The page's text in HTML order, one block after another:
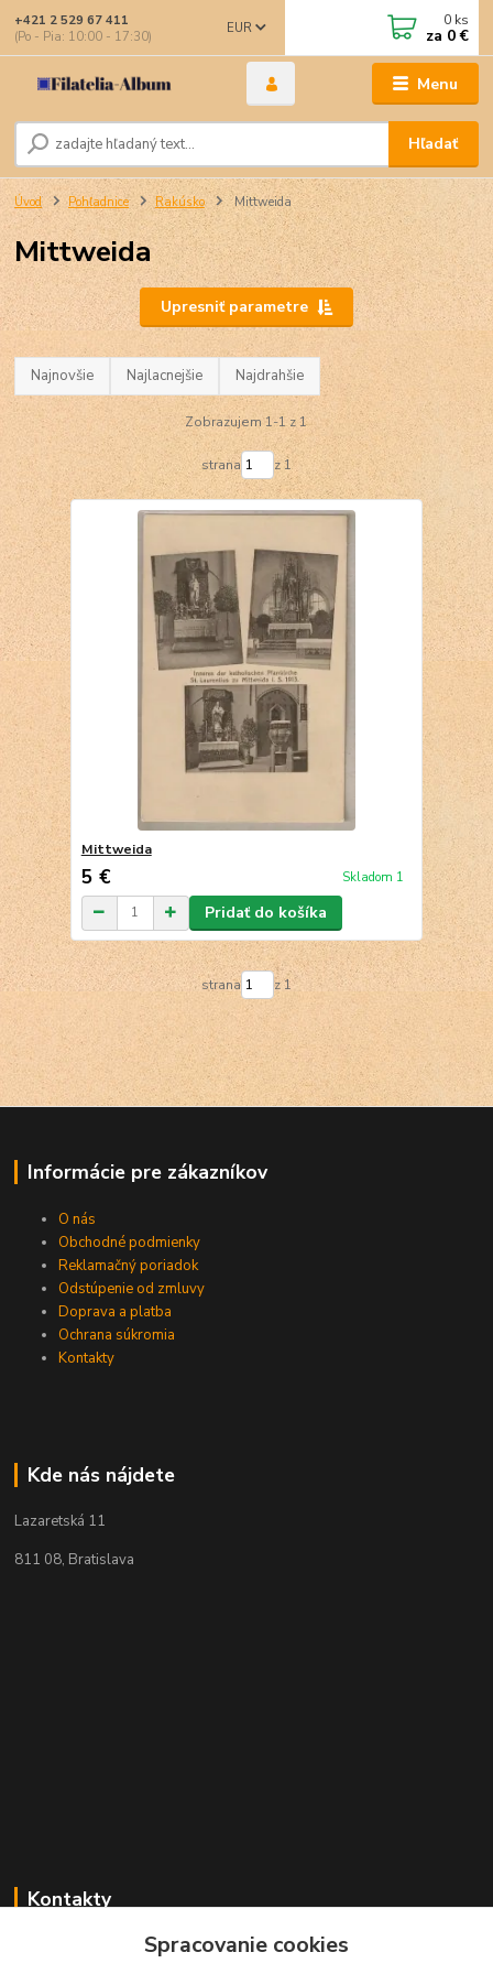
Menu
EUR
Hľadať
+421 2 529 67 411
(Po - Pia: 10:00 - 17:30)
0 ks
za 0 €
Úvod Pohľadnice Rakúsko Mittweida
Mittweida
Upresniť parametre
Najnovšie Najlacnejšie Najdrahšie
Zobrazujem 1-1 z 1
strana z 1
Mittweida
5 € Skladom 1
Pridať do košíka
strana z 1
Informácie pre zákazníkov
O nás
Obchodné podmienky
Reklamačný poriadok
Odstúpenie od zmluvy
Doprava a platba
Ochrana súkromia
Kontakty
Kde nás nájdete
Lazaretská 11
811 08, Bratislava
Kontakty
+421 2 529 67 411Spracovanie cookies